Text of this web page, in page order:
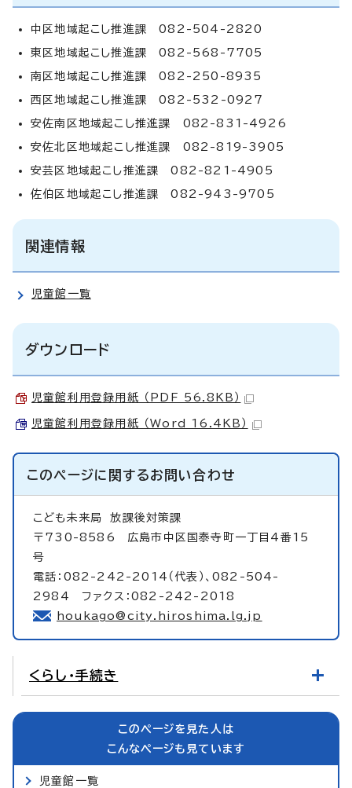
中区地域起こし推進課 082-504-2820
東区地域起こし推進課 082-568-7705
南区地域起こし推進課 082-250-8935
西区地域起こし推進課 082-532-0927
安佐南区地域起こし推進課 082-831-4926
安佐北区地域起こし推進課 082-819-3905
安芸区地域起こし推進課 082-821-4905
佐伯区地域起こし推進課 082-943-9705
関連情報
児童館一覧
ダウンロード
児童館利用登録用紙 （PDF 56.8KB）
児童館利用登録用紙 （Word 16.4KB）
このページに関するお問い合わせ
こども未来局放課後対策課
〒730-8586 広島市中区国泰寺町一丁目4番15
号
電話：082-242-2014（代表）、082-504-
2984 ファクス：082-242-2018
houkago@city.hiroshima.lg.jp
くらし・手続き
このページを見た人は
こんなページも見ています
児童館一覧